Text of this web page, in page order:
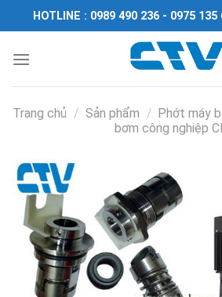
Chuyển
đến
dung
HOTLINE : 0989 490 236 - 0975
Trang chủ / Sản phẩm / Phớt máy
bơm công nghiệp